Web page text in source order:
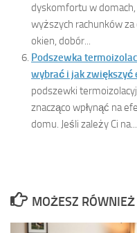
dyskomfortu w
wyższych rachunków za
okien, dobór...
Podszewka
wybrać i jak
podszewki
znacząco wpłynąć na
domu. Jeśli zależy Ci na...
MOŻESZ